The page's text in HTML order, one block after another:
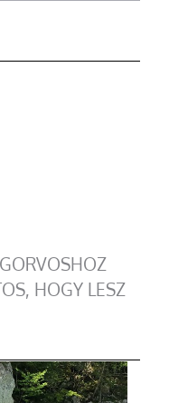
HOGY LESZ